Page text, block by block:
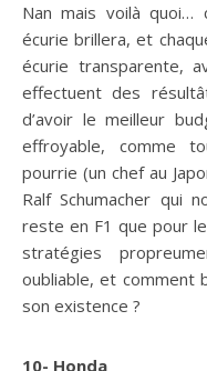
Nan mais voilà quoi…
écurie brillera, et
écurie transparente,
effectuent des
d’avoir le meilleur
effroyable, comme
pourrie (un chef au
Ralf Schumacher qui
reste en F1 que pour
stratégies
oubliable, et comment
son existence ?
10- Honda